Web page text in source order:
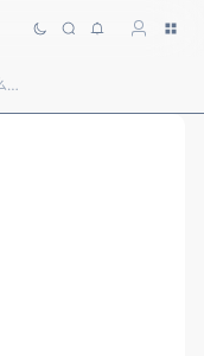
课程播放不了是什么问题哇